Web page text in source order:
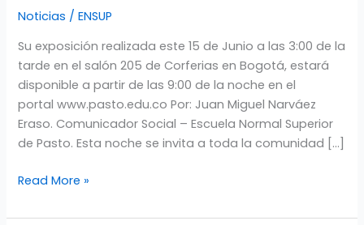
Noticias /ENSUP
Su exposición realizada este 15 de Junio a las 3:00 de la
tarde en el salón 205 de Corferias en Bogotá, estará
disponible a partir de las 9:00 de la noche en el
portal www.pasto.edu.co Por: Juan Miguel Narváez
Eraso. Comunicador Social – Escuela Normal Superior
de Pasto. Esta noche se invita a toda la comunidad […]
RECTOR
DE
LA
ESCUELA
NORMAL,
EN
EL
ENCUENTRO
VIRTUAL
Read More »